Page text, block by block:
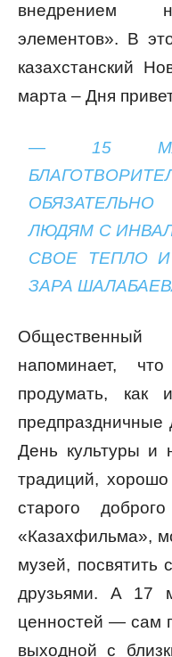
внедрением
элементов». В
казахстанский
марта – Дня
— 15
ЛЮДЯМ С
СВОЕ ТЕПЛО
ЗАРА
напоминает,
продумать, как
День культуры и
традиций,
старого
«Казахфильма»,
музей,
друзьями. А 17
ценностей — сам
выходной с